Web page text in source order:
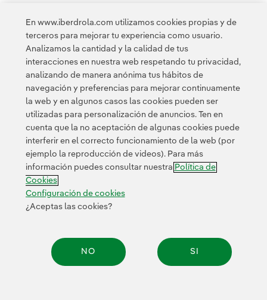
euros emitidos desde 2014, y ha suscrito préstamos por
alrededor de 1.500 millones de euros, así como líneas
de crédito sujetas a criterios de sostenibilidad por casi
9.000 millones de euros.
Contacta Clientes Política de Privacidad Información legal
Transparencia en el uso de la IA Política de cookies
Configuración de cookies Accesibilidad
En www.iberdrola.com utilizamos cookies propias y de
terceros para mejorar tu experiencia como usuario.
Analizamos la cantidad y la calidad de tus
interacciones en nuestra web respetando tu privacidad,
analizando de manera anónima tus hábitos de
navegación y preferencias para mejorar continuamente
la web y en algunos casos las cookies pueden ser
utilizadas para personalización de anuncios. Ten en
cuenta que la no aceptación de algunas cookies puede
interferir en el correcto funcionamiento de la web (por
ejemplo la reproducción de videos). Para más
información puedes consultar nuestra Política de
Cookies
Configuración de cookies
¿Aceptas las cookies?
NO SI